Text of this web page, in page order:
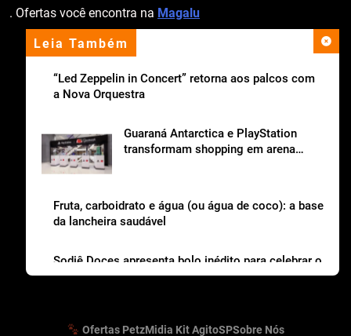
Leia Também
“Led Zeppelin in Concert” retorna aos palcos com
a Nova Orquestra
Guaraná Antarctica e PlayStation
transformam shopping em arena
Fruta, carboidrato e água (ou água de coco): a base
da lancheira saudável
Sodiê Doces apresenta bolo inédito para celebrar o
Dia dos Pais
. Ofertas você encontra na Magalu
apoio institucional
Ofertas PetzMidia Kit AgitoSPSobre Nós